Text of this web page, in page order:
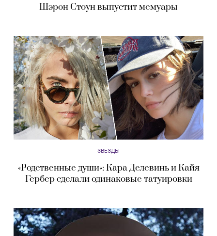
Шэрон Стоун выпустит мемуары
ЗВЕЗДЫ
«Родственные души»: Кара Делевинь и Кайя
Гербер сделали одинаковые татуировки